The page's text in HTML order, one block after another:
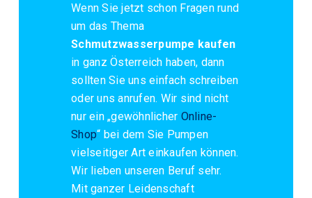
Wenn Sie jetzt schon Fragen rund
um das Thema
Schmutzwasserpumpe kaufen
in ganz Österreich haben, dann
sollten Sie uns einfach schreiben
oder uns anrufen. Wir sind nicht
nur ein „gewöhnlicher Online-
Shop“ bei dem Sie Pumpen
vielseitiger Art einkaufen können.
Wir lieben unseren Beruf sehr.
Mit ganzer Leidenschaft